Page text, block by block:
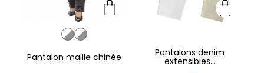
Pantalon maille chinée Pantalons denim
extensibles...